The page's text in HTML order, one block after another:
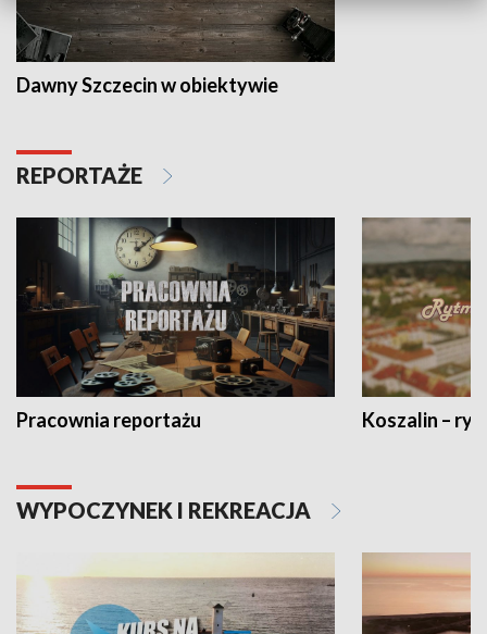
Dawny Szczecin w obiektywie
REPORTAŻE
Pracownia reportażu Koszalin –
WYPOCZYNEK I REKREACJA